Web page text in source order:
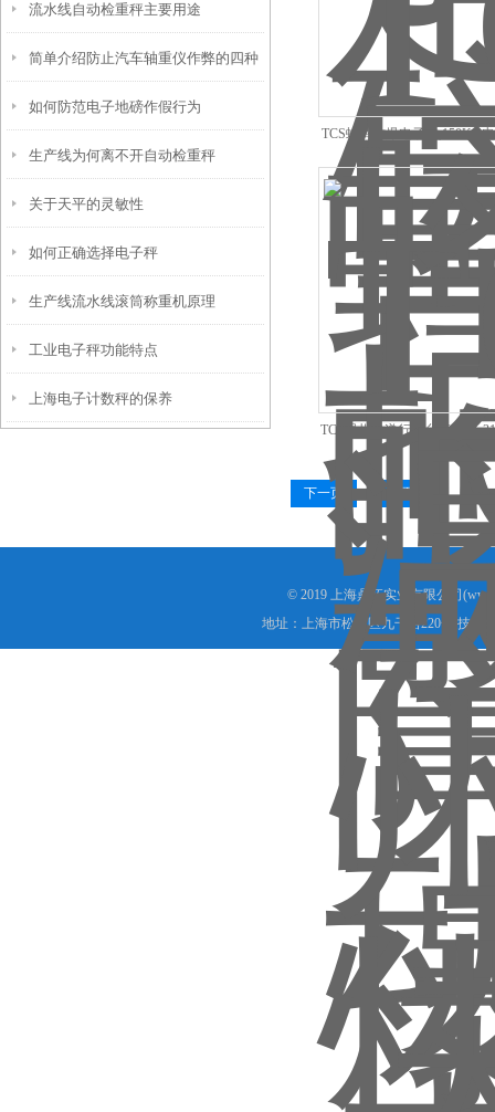
用原理
流水线自动检重秤主要用途
简单介绍防止汽车轴重仪作弊的四种
方法
如何防范电子地磅作假行为
生产线为何离不开自动检重秤
关于天平的灵敏性
如何正确选择电子秤
生产线流水线滚筒称重机原理
工业电子秤功能特点
上海电子计数秤的保养
TCS蜂鸣防爆电子称,150KG
发
TCS温州快递行业台秤,TCS-
下一页
末页
© 2019 上海鼎拓实业有限公司
地址：上海市松江区九干路220号 技术